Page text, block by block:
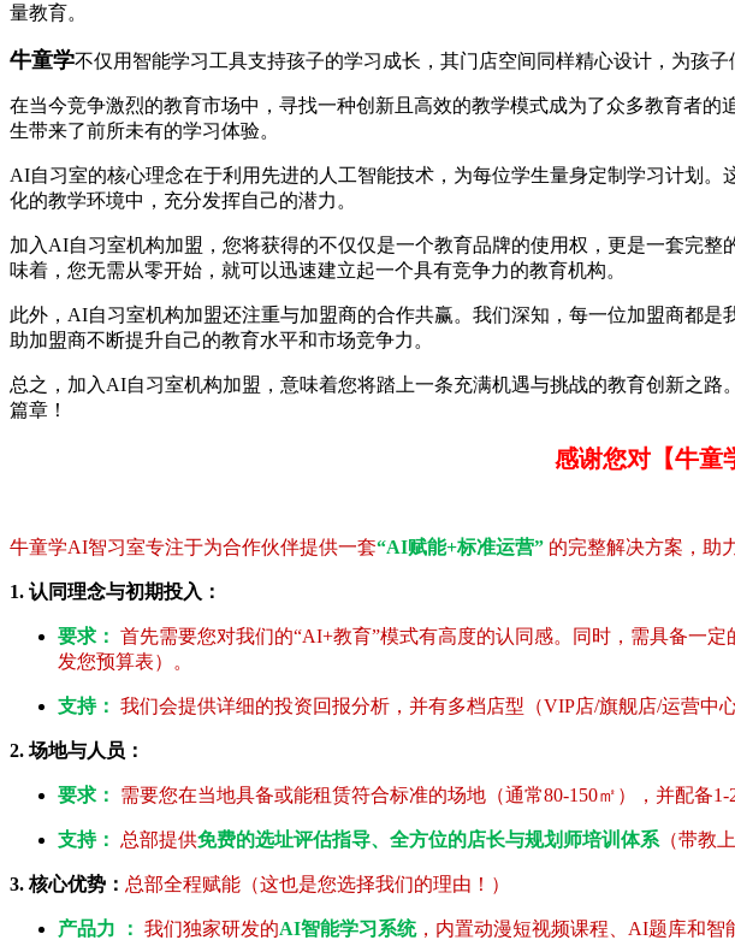
量教育。
牛童学不仅用智能学习工具支持孩子的学习成长，其门店空间同样精心设计，为孩子
在当今竞争激烈的教育市场中，寻找一种创新且高效的教学模式成为了众多教育者的追
生带来了前所未有的学习体验。
AI自习室的核心理念在于利用先进的人工智能技术，为每位学生量身定制学习计划。
化的教学环境中，充分发挥自己的潜力。
加入AI自习室机构加盟，您将获得的不仅仅是一个教育品牌的使用权，更是一套完整
味着，您无需从零开始，就可以迅速建立起一个具有竞争力的教育机构。
此外，AI自习室机构加盟还注重与加盟商的合作共赢。我们深知，每一位加盟商都是
助加盟商不断提升自己的教育水平和市场竞争力。
总之，加入AI自习室机构加盟，意味着您将踏上一条充满机遇与挑战的教育创新之路
篇章！
感谢您对【牛童
牛童学AI智习室专注于为合作伙伴提供一套“AI赋能+标准运营” 的完整解决方案，助
1. 认同理念与初期投入：
要求： 首先需要您对我们的“AI+教育”模式有高度的认同感。同时，需具备一
发您预算表）。
支持： 我们会提供详细的投资回报分析，并有多档店型（VIP店/旗舰店/运营中
2. 场地与人员：
要求： 需要您在当地具备或能租赁符合标准的场地（通常80-150㎡），并配备1-
支持： 总部提供免费的选址评估指导、全方位的店长与规划师培训体系 （带教
3. 核心优势： 总部全程赋能（这也是您选择我们的理由！）
产品力 ： 我们独家研发的AI智能学习系统，内置动漫短视频课程、AI题库和智